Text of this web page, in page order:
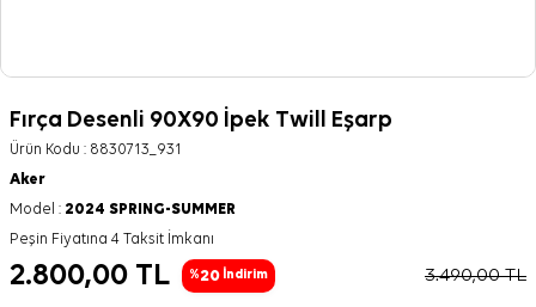
Fırça Desenli 90X90 İpek Twill Eşarp
Ürün Kodu : 8830713_931
Aker
Model : 2024 SPRING-SUMMER
Peşin Fiyatına 4 Taksit İmkanı
2.800,00 TL %20 İndirim 3.490,00TL